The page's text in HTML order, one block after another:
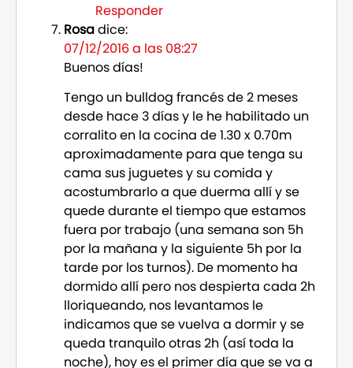
Responder
Rosadice:
07/12/2016 a las 08:27
Buenos días!
Tengo un bulldog francés de 2 meses
desde hace 3 días y le he habilitado un
corralito en la cocina de 1.30 x 0.70m
aproximadamente para que tenga su
cama sus juguetes y su comida y
acostumbrarlo a que duerma allí y se
quede durante el tiempo que estamos
fuera por trabajo (una semana son 5h
por la mañana y la siguiente 5h por la
tarde por los turnos). De momento ha
dormido allí pero nos despierta cada 2h
lloriqueando, nos levantamos le
indicamos que se vuelva a dormir y se
queda tranquilo otras 2h (así toda la
noche), hoy es el primer día que se va a